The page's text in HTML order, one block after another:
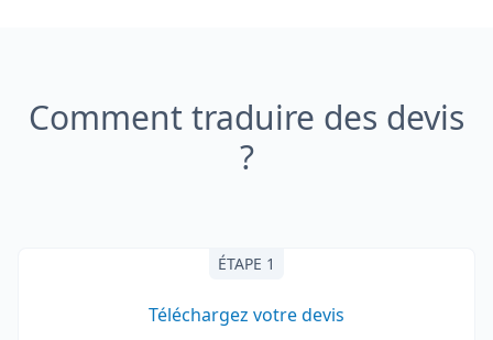
Comment traduire des devis
?
ÉTAPE 1
Téléchargez votre devis